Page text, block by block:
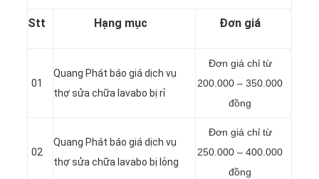
Stt Hạng mục Đơn giá
01
Quang Phát báo giá dịch vụ
thợ sửa chữa lavabo bị rỉ
Đơn giá chỉ từ
200.000 – 350.000
đồng
02
Quang Phát báo giá dịch vụ
thợ sửa chữa lavabo bị lỏng
Đơn giá chỉ từ
250.000 – 400.000
đồng